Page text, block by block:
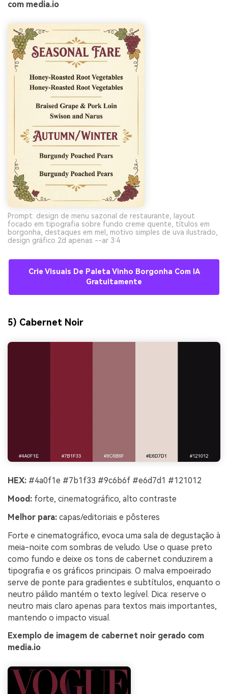
com media.io
Prompt: design de menu sazonal de restaurante, layout
focado em tipografia sobre fundo creme quente, títulos em
borgonha, destaques em mel, motivo simples de uva ilustrado,
design gráfico 2d apenas --ar 3:4
Crie Visuais De Paleta Vinho Borgonha Com IA
Gratuitamente
5) Cabernet Noir
HEX: #4a0f1e #7b1f33 #9c6b6f #e6d7d1 #121012
Mood: forte, cinematográfico, alto contraste
Melhor para: capas/editoriais e pôsteres
Forte e cinematográfico, evoca uma sala de degustação à
meia-noite com sombras de veludo. Use o quase preto
como fundo e deixe os tons de cabernet conduzirem a
tipografia e os gráficos principais. O malva empoeirado
serve de ponte para gradientes e subtítulos, enquanto o
neutro pálido mantém o texto legível. Dica: reserve o
neutro mais claro apenas para textos mais importantes,
mantendo o impacto visual.
Exemplo de imagem de cabernet noir gerado com
media.io
100% grátis!
Comece Grátis →